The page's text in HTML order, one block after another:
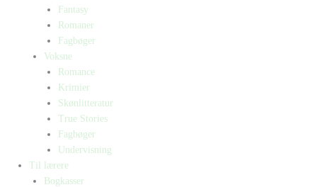
Fantasy
Romaner
Fagbøger
Voksne
Romance
Krimier
Skønlitteratur
True Stories
Fagbøger
Undervisning
Til lærere
Bogkasser